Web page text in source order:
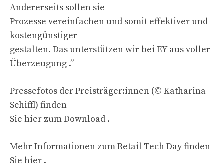
Andererseits sollen sie
Prozesse vereinfachen und somit effektiver und
kostengünstiger
gestalten. Das unterstützen wir bei EY aus voller
Überzeugung .”
Pressefotos der Preisträger:innen (© Katharina
Schiffl) finden
Sie hier zum Download .
Mehr Informationen zum Retail Tech Day finden
Sie hier .